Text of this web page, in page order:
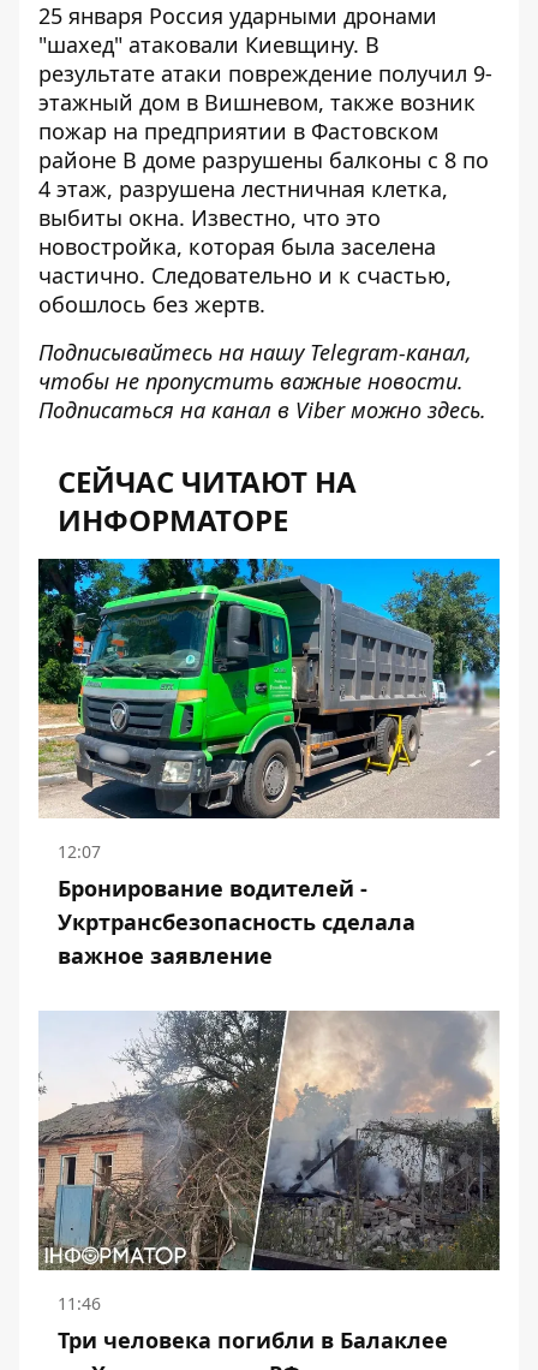
25 января Россия ударными дронами
"шахед" атаковали Киевщину. В
результате атаки повреждение получил 9-
этажный дом в Вишневом, также возник
пожар на предприятии в Фастовском
районе В доме разрушены балконы с 8 по
4 этаж, разрушена лестничная клетка,
выбиты окна. Известно, что это
новостройка, которая была заселена
частично. Следовательно и к счастью,
обошлось без жертв.
Подписывайтесь на нашу Telegram-канал,
чтобы не пропустить важные новости.
Подписаться на канал в Viber можно здесь.
СЕЙЧАС ЧИТАЮТ НА
ИНФОРМАТОРЕ
12:07
Бронирование водителей -
Укртрансбезопасность сделала
важное заявление
11:46
Три человека погибли в Балаклее